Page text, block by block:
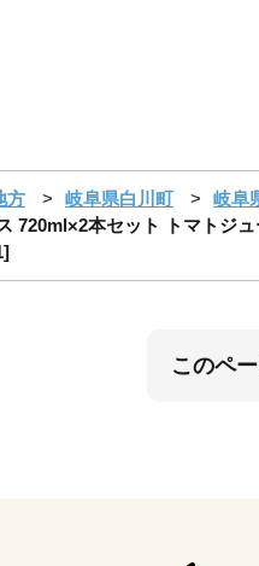
方 岐阜県白川町
岐阜
720ml×2本セット トマトジ
このペ